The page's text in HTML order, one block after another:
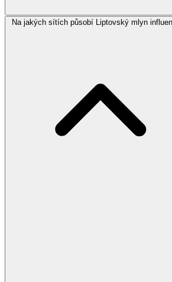
Na jakých sítích působí Liptovský mlyn